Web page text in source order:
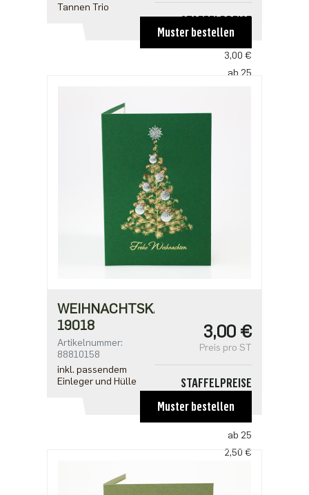
Tannen Trio
STAFFELPREISE
ab 1
3,00 €
ab 25
Muster bestellen
WEIHNACHTSKARTE
19018
Artikelnummer:
88810158
inkl. passendem
Einleger und Hülle
3,00 €
Preis pro ST
STAFFELPREISE
ab 25
2,50 €
Muster bestellen